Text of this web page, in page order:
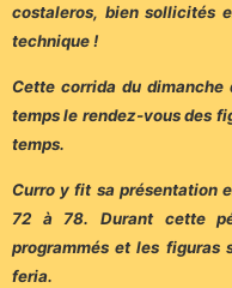
costaleros, bien sollicités
technique !
Cette corrida du
temps le rendez-vous des
temps.
Curro y fit sa présentation
72 à 78. Durant cette
programmés et les figuras
feria.